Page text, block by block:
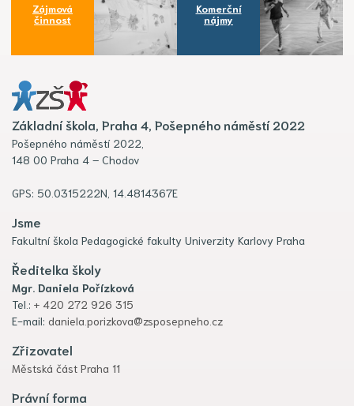
Zájmová
činnost
Komerční
nájmy
Základní škola, Praha 4, Pošepného náměstí 2022
Pošepného náměstí 2022,
148 00 Praha 4 – Chodov
GPS: 50.0315222N, 14.4814367E
Jsme
Fakultní škola Pedagogické fakulty Univerzity Karlovy Praha
Ředitelka školy
Mgr. Daniela Pořízková
Tel.: + 420 272 926 315
E-mail: daniela.porizkova@zsposepneho.cz
Zřizovatel
Městská část Praha 11
Právní forma